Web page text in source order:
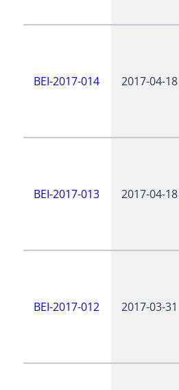
BEI-2017-014 2017-04-18
BEI-2017-013 2017-04-18
BEI-2017-012 2017-03-31